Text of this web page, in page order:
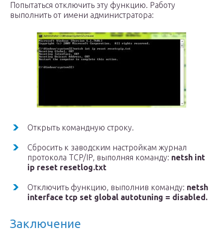
Попытаться отключить эту функцию. Работу
выполнить от имени администратора:
Открыть командную строку.
Сбросить к заводским настройкам журнал
протокола TCP/IP, выполняя команду: netsh int
ip reset resetlog.txt
Отключить функцию, выполнив команду: netsh
interface tcp set global autotuning = disabled.
Заключение